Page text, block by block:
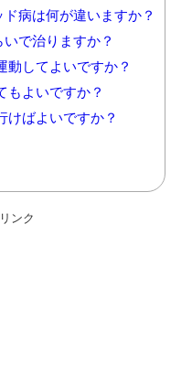
病は何が違いますか？
で治りますか？
動してよいですか？
もよいですか？
けばよいですか？
ンク